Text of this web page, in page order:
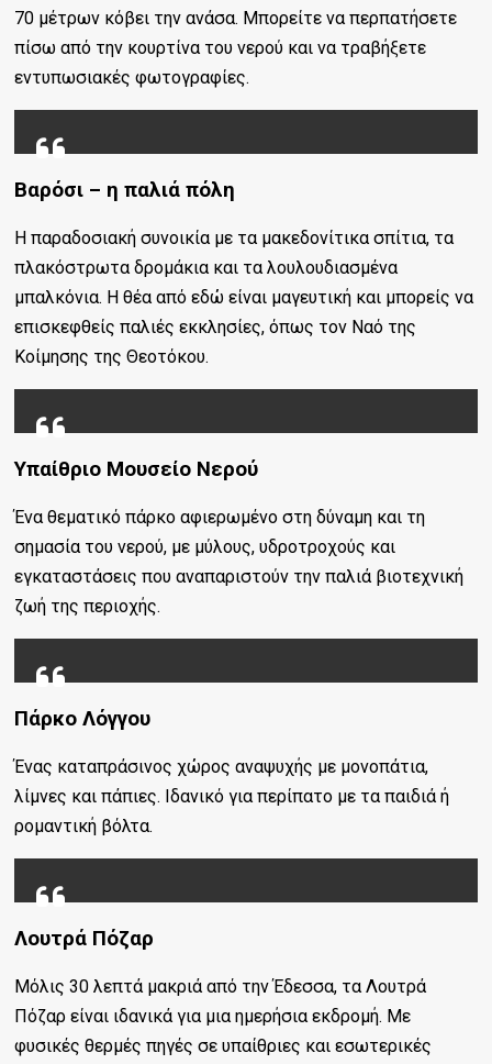
70 μέτρων κόβει την ανάσα. Μπορείτε να περπατήσετε
πίσω από την κουρτίνα του νερού και να τραβήξετε
εντυπωσιακές φωτογραφίες.
Βαρόσι – η παλιά πόλη
Η παραδοσιακή συνοικία με τα μακεδονίτικα σπίτια, τα
πλακόστρωτα δρομάκια και τα λουλουδιασμένα
μπαλκόνια. Η θέα από εδώ είναι μαγευτική και μπορείς να
επισκεφθείς παλιές εκκλησίες, όπως τον Ναό της
Κοίμησης της Θεοτόκου.
Υπαίθριο Μουσείο Νερού
Ένα θεματικό πάρκο αφιερωμένο στη δύναμη και τη
σημασία του νερού, με μύλους, υδροτροχούς και
εγκαταστάσεις που αναπαριστούν την παλιά βιοτεχνική
ζωή της περιοχής.
Πάρκο Λόγγου
Ένας καταπράσινος χώρος αναψυχής με μονοπάτια,
λίμνες και πάπιες. Ιδανικό για περίπατο με τα παιδιά ή
ρομαντική βόλτα.
Λουτρά Πόζαρ
Μόλις 30 λεπτά μακριά από την Έδεσσα, τα Λουτρά
Πόζαρ είναι ιδανικά για μια ημερήσια εκδρομή. Με
φυσικές θερμές πηγές σε υπαίθριες και εσωτερικές